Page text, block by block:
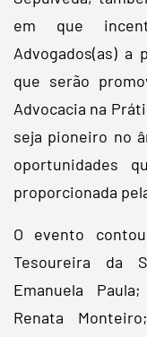
em que
Advogados(as)
que serão
Advocacia na
seja pioneiro no
oportunidades
proporcionada
O evento
Tesoureira da
Emanuela
Renata